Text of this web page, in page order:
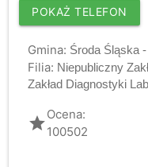
POKAŻ TELEFON
Gmina: Środa Śląska
Filia: Niepubliczny
Zakład Diagnostyki
gradeOcena:
100502